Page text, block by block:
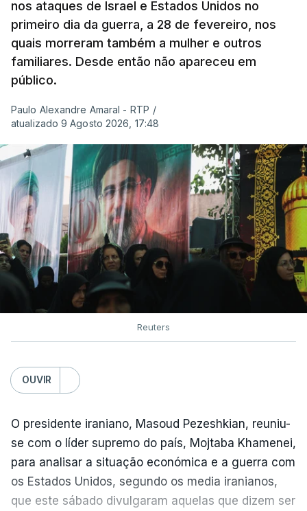
nos ataques de Israel e Estados Unidos no
primeiro dia da guerra, a 28 de fevereiro, nos
quais morreram também a mulher e outros
familiares. Desde então não apareceu em
público.
Paulo Alexandre Amaral - RTP /
atualizado 9 Agosto 2026, 17:48
Reuters
OUVIR
O presidente iraniano, Masoud Pezeshkian, reuniu-
se com o líder supremo do país, Mojtaba Khamenei,
para analisar a situação económica e a guerra com
os Estados Unidos, segundo os media iranianos,
que este sábado divulgaram aquelas que dizem ser